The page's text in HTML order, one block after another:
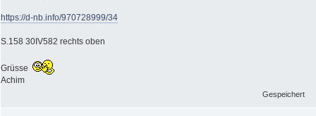
https://d-nb.info/970728999/34
S.158 30IV582 rechts oben
Grüsse
Achim
Gespeichert